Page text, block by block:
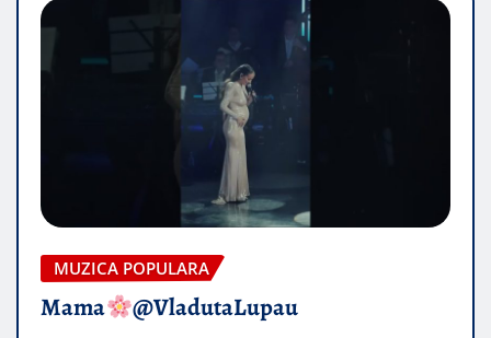
MUZICA POPULARA
Mama @VladutaLupau